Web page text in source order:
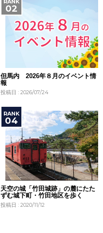
但馬内 2026年８月のイベント情
報
投稿日 : 2026/07/24
天空の城「竹田城跡」の麓にたた
ずむ城下町・竹田地区を歩く
投稿日 : 2020/11/12